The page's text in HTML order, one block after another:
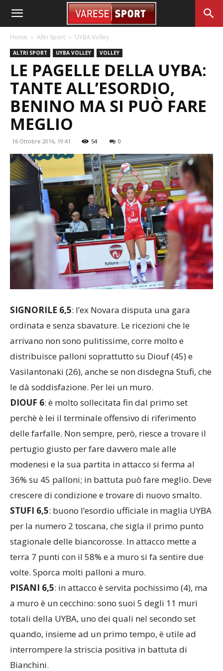
Home Altri Sport UYBA Volley
ALTRI SPORT UYBA VOLLEY VOLLEY
LE PAGELLE DELLA UYBA:
TANTE ALL’ESORDIO,
BENINO MA SI PUÒ FARE
MEGLIO
16 Ottobre 2016, 19:41 54 0
SIGNORILE 6,5: l’ex Novara disputa una gara
ordinata e senza sbavature. Le ricezioni che le
arrivano non sono pulitissime, corre molto e
distribuisce palloni soprattutto su Diouf (45) e
Vasilantonaki (26), anche se non disdegna Stufi, che
le dà soddisfazione. Per lei un muro.
DIOUF 6: è molto sollecitata fin dal primo set
perchè è lei il terminale offensivo di riferimento
delle farfalle. Non sempre, però, riesce a trovare il
pertugio giusto per fare davvero male alle
modenesi e la sua partita in attacco si ferma al
36% su 45 palloni; in battuta può fare meglio. Deve
crescere di condizione e trovare di nuovo smalto.
STUFI 6,5: buono l’esordio ufficiale in maglia UYBA
per la numero 2 toscana, che sigla il primo punto
stagionale delle biancorosse. In attacco mette a
terra 7 punti con il 58% e a muro si fa sentire due
volte. Sporca molti palloni a muro.
PISANI 6,5: in attacco è servita pochissimo (4), ma
a muro è un cecchino: sono suoi 5 degli 11 muri
totali della UYBA, uno dei quali nel secondo set
quando, insieme ad un primo tempo, è utile ad
interrompere la striscia positiva in battuta di
Bianchini.